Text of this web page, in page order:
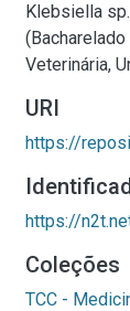
Klebsiella
Veterinária,
URI
https://
https://
Coleções
TCC -